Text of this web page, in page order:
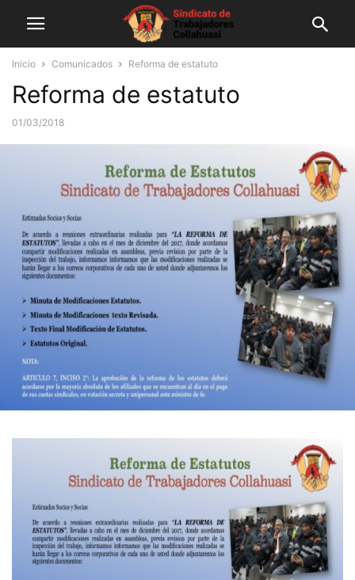
Inicio Comunicados Reforma de estatuto
Reforma de estatuto
01/03/2018